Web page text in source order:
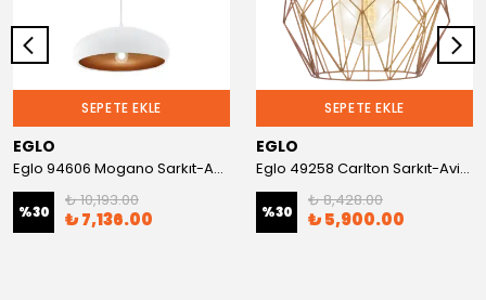
SEPETE EKLE
EGLO
Eglo 94606 Mogano Sarkıt-Avize
%30
₺ 10,193.00
₺ 7,136.00
SEPETE EKLE
EGLO
Eglo 49258 Carlton Sarkıt-Avize
%30
₺ 8,428.00
₺ 5,900.00